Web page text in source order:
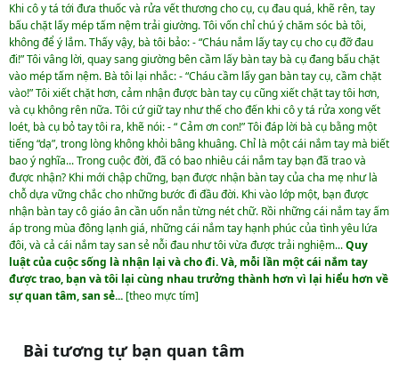
Khi cô y tá tới đưa thuốc và rửa vết thương cho cụ, cụ đau quá, khẽ rên, tay
bấu chặt lấy mép tấm nệm trải giường. Tôi vốn chỉ chú ý chăm sóc bà tôi,
không để ý lắm. Thấy vậy, bà tôi bảo: - “Cháu nắm lấy tay cụ cho cụ đỡ đau
đi!” Tôi vâng lời, quay sang giường bên cầm lấy bàn tay bà cụ đang bấu chặt
vào mép tấm nệm. Bà tôi lại nhắc: - “Cháu cầm lấy gan bàn tay cụ, cầm chặt
vào!” Tôi xiết chặt hơn, cảm nhận được bàn tay cụ cũng xiết chặt tay tôi hơn,
và cụ không rên nữa. Tôi cứ giữ tay như thế cho đến khi cô y tá rửa xong vết
loét, bà cụ bỏ tay tôi ra, khẽ nói: - “ Cảm ơn con!” Tôi đáp lời bà cụ bằng một
tiếng “dạ”, trong lòng không khỏi bâng khuâng. Chỉ là một cái nắm tay mà biết
bao ý nghĩa... Trong cuộc đời, đã có bao nhiêu cái nắm tay bạn đã trao và
được nhận? Khi mới chập chững, bạn được nhận bàn tay của cha mẹ như là
chỗ dựa vững chắc cho những bước đi đầu đời. Khi vào lớp một, bạn được
nhận bàn tay cô giáo ân cần uốn nắn từng nét chữ. Rồi những cái nắm tay ấm
áp trong mùa đông lạnh giá, những cái nắm tay hạnh phúc của tình yêu lứa
đôi, và cả cái nắm tay san sẻ nỗi đau như tôi vừa được trải nghiệm...Quy
luật của cuộc sống là nhận lại và cho đi. Và, mỗi lần một cái nắm tay
được trao, bạn và tôi lại cùng nhau trưởng thành hơn vì lại hiểu hơn về
sự quan tâm, san sẻ... [theo mực tím]
Bài tương tự bạn quan tâm